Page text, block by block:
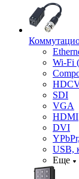
Wi-Fi
SDI
VGA
HDMI
DVI
USB,
Еще